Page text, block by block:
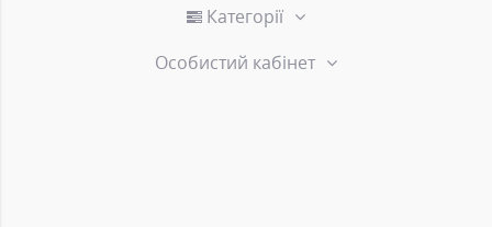
Категорії
Особистий кабінет